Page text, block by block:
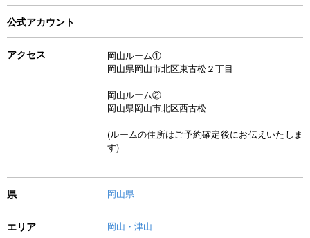
公式アカウント
アクセス
岡山ルーム①
岡山県岡山市北区東古松２丁目
岡山ルーム②
岡山県岡山市北区西古松
(ルームの住所はご予約確定後にお伝えいたしま
す)
県 岡山県
エリア 岡山・津山